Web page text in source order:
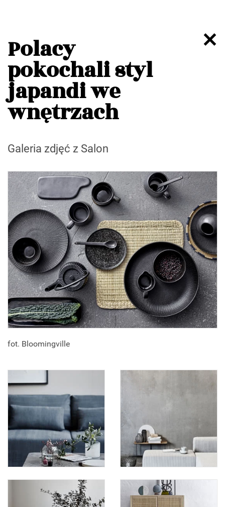
Polacy
pokochali styl
japandi we
wnętrzach
Galeria zdjęć z Salon
fot. Bloomingville